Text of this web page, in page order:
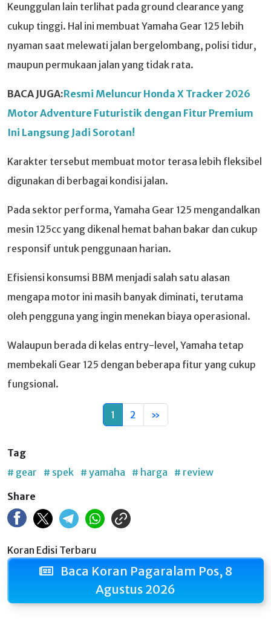
Keunggulan lain terlihat pada ground clearance yang
cukup tinggi. Hal ini membuat Yamaha Gear 125 lebih
nyaman saat melewati jalan bergelombang, polisi tidur,
maupun permukaan jalan yang tidak rata.
BACA JUGA:Resmi Meluncur Honda X Tracker 2026
Motor Adventure Futuristik dengan Fitur Premium
Ini Langsung Jadi Sorotan!
Karakter tersebut membuat motor terasa lebih fleksibel
digunakan di berbagai kondisi jalan.
Pada sektor performa, Yamaha Gear 125 mengandalkan
mesin 125cc yang dikenal hemat bahan bakar dan cukup
responsif untuk penggunaan harian.
Efisiensi konsumsi BBM menjadi salah satu alasan
mengapa motor ini masih banyak diminati, terutama
oleh pengguna yang ingin menekan biaya operasional.
Walaupun berada di kelas entry-level, Yamaha tetap
membekali Gear 125 dengan beberapa fitur yang cukup
fungsional.
1 2 »
Tag
# gear
# spek # yamaha # harga
# review
Share
Koran Edisi Terbaru
Baca Koran Pagaralam Pos, 8
Agustus 2026